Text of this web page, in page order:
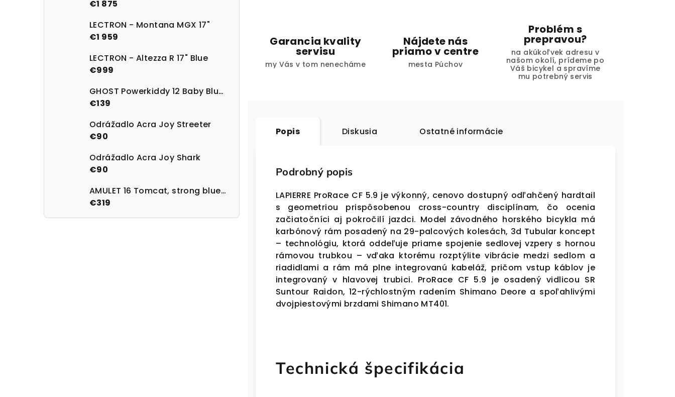
€1 875
LECTRON - Montana MGX 17"
€1 959
LECTRON - Altezza R 17" Blue
€999
GHOST Powerkiddy 12 Baby Blue/Magenta Gloss
€139
Odrážadlo Acra Joy Streeter
€90
Odrážadlo Acra Joy Shark
€90
AMULET 16 Tomcat, strong blue/silver
€319
Garancia kvality
servisu
my Vás v tom nenecháme
Nájdete nás
priamo v centre
mesta Púchov
Problém s
prepravou?
na akúkoľvek adresu v
našom okolí, prídeme po
Váš bicykel a spravíme
mu potrebný servis
Popis Diskusia Ostatné informácie
Podrobný popis
LAPIERRE ProRace CF 5.9 je výkonný, cenovo dostupný odľahčený hardtail
s geometriou prispôsobenou cross-country disciplínam, čo ocenia
začiatočníci aj pokročilí jazdci. Model závodného horského bicykla má
karbónový rám posadený na 29-palcových kolesách, 3d Tubular koncept
– technológiu, ktorá oddeľuje priame spojenie sedlovej vzpery s hornou
rámovou trubkou – vďaka ktorému rozptýlite vibrácie medzi sedlom a
riadidlami a rám má plne integrovanú kabeláž, pričom vstup káblov je
integrovaný v hlavovej trubici. ProRace CF 5.9 je osadený vidlicou SR
Suntour Raidon, 12-rýchlostným radením Shimano Deore a spoľahlivými
dvojpiestovými brzdami Shimano MT401.
Technická špecifikácia